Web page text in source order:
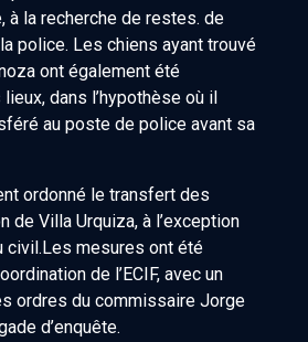
à la recherche de restes. de
police. Les chiens ayant trouvé
ont également été
dans l’hypothèse où il
au poste de police avant sa
ordonné le transfert des
de Villa Urquiza, à l’exception
civil.Les mesures ont été
de l’ECIF, avec un
ordres du commissaire Jorge
d’enquête.